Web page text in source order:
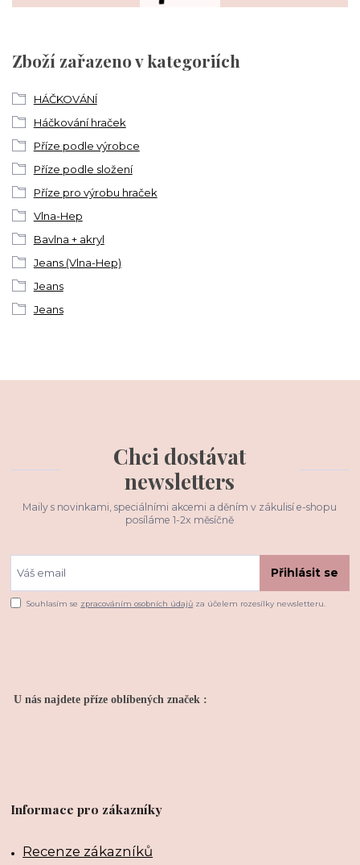
Zboží zařazeno v kategoriích
HÁČKOVÁNÍ
Háčkování hraček
Příze podle výrobce
Příze podle složení
Příze pro výrobu hraček
Vlna-Hep
Bavlna + akryl
Jeans (Vlna-Hep)
Jeans
Jeans
Chci dostávat
newsletters
Maily s novinkami, speciálními akcemi a děním v zákulisí e-shopu
posíláme 1-2x měsíčně
Přihlásit se
Souhlasím se zpracováním osobních údajů za účelem rozesílky newsletteru.
U nás najdete příze oblíbených značek :
Informace pro zákazníky
Recenze zákazníků